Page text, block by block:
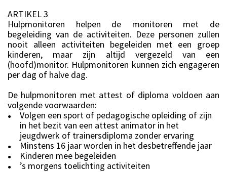
ARTIKEL 3
Hulpmonitoren helpen de monitoren met de
begeleiding van de activiteiten. Deze personen zullen
nooit alleen activiteiten begeleiden met een groep
kinderen, maar zijn altijd vergezeld van een
(hoofd)monitor. Hulpmonitoren kunnen zich engageren
per dag of halve dag.
De hulpmonitoren met attest of diploma voldoen aan
volgende voorwaarden:
●
Volgen een sport of pedagogische opleiding of zijn
in het bezit van een attest animator in het
jeugdwerk of trainersdiploma zonder ervaring
● Minstens 16 jaar worden in het desbetreffende jaar
● Kinderen mee begeleiden
●
’s morgens toelichting activiteiten